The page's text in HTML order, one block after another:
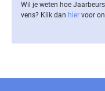
Wil je weten hoe
vens? Klik dan hier voor